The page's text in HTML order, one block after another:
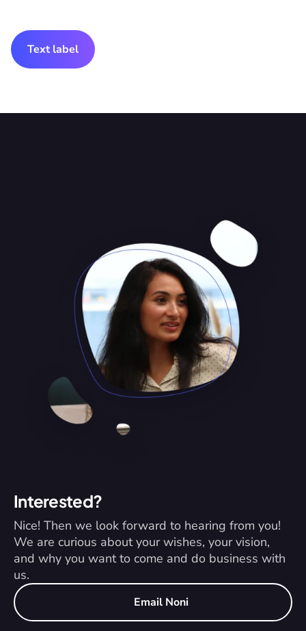
Text label
Interested?
Nice! Then we look forward to hearing from you!
We are curious about your wishes, your vision,
and why you want to come and do business with
us.
Email Noni